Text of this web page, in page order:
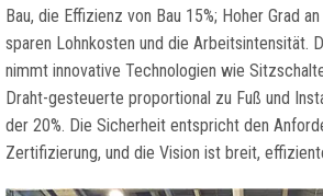
Bau, die Effizienz von Bau 15%; Hoher Grad
sparen Lohnkosten und die Arbeitsintensität.
nimmt innovative Technologien wie
Draht-gesteuerte proportional zu Fuß und
der 20%. Die Sicherheit entspricht den
Zertifizierung, und die Vision ist breit,